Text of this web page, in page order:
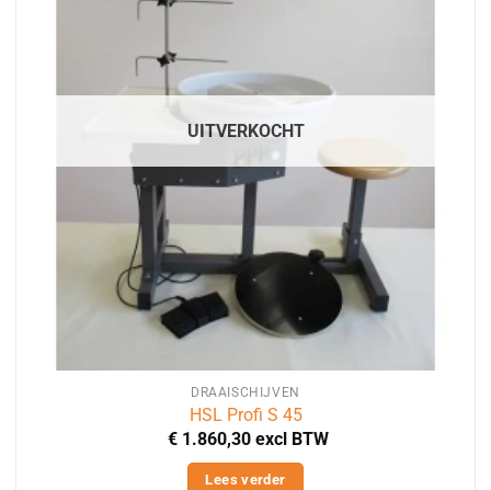
UITVERKOCHT
DRAAISCHIJVEN
HSL Profi S 45
€1.860,30 excl BTW
Lees verder